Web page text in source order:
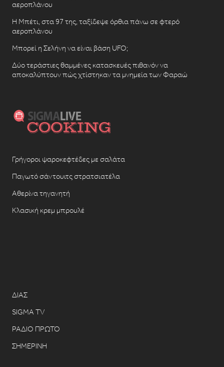
αεροπλάνου
Η Μπέτι, στα 97 της, ταξίδεψε όρθια πάνω σε φτερό
αεροπλάνου
Μπορεί η Σελήνη να είναι βάση UFO;
Δύο τεράστιες θαμμένες κατασκευές πιθανόν να
αποκαλύπτουν πώς χτίστηκαν τα μνημεία των Φαραώ
Γρήγοροι ψαροκεφτέδες με σαλάτα
Παγωτό σάντουιτς στρατσιατέλα
Αθερίνα τηγανητή
Κλασική κρεμ μπρουλέ
ΔΙΑΣ
SIGMA TV
ΡΑΔΙΟ ΠΡΩΤΟ
ΣΗΜΕΡΙΝΗ